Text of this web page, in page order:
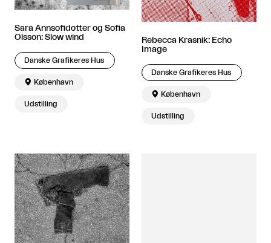
Sara Annsofidotter og Sofia
Olsson: Slow wind
Danske Grafikeres Hus
 København
Udstilling
Rebecca Krasnik: Echo
Image
Danske Grafikeres Hus
 København
Udstilling